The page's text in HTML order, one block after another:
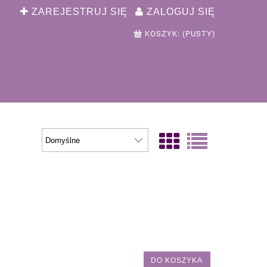
ZAREJESTRUJ SIĘ ZALOGUJ SIĘ
KOSZYK: (PUSTY)
DO KOSZYKA